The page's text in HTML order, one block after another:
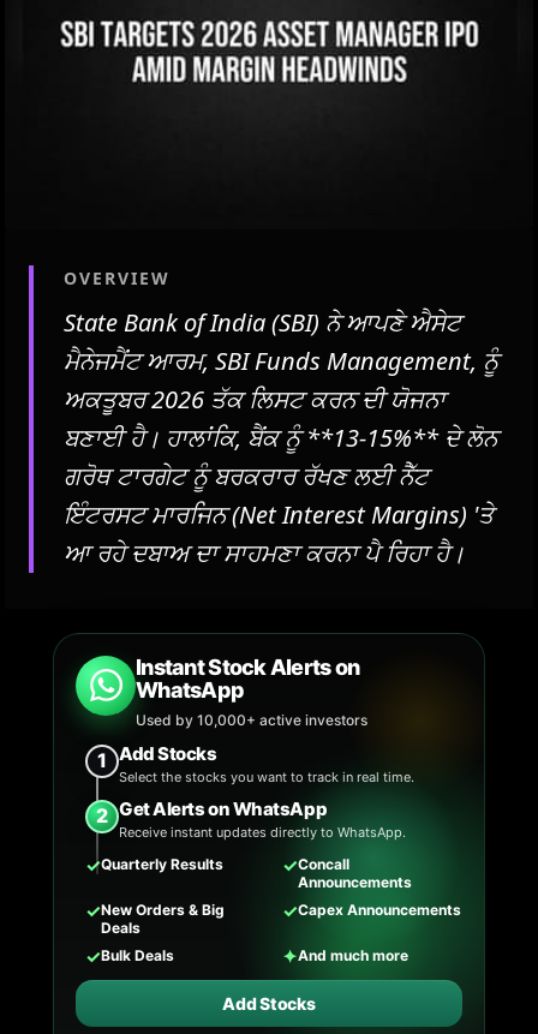
OVERVIEW
State Bank of India (SBI) ਨੇ ਆਪਣੇ ਐਸੇਟ
ਮੈਨੇਜਮੈਂਟ ਆਰਮ, SBI Funds Management, ਨੂੰ
ਅਕਤੂਬਰ 2026 ਤੱਕ ਲਿਸਟ ਕਰਨ ਦੀ ਯੋਜਨਾ
ਬਣਾਈ ਹੈ। ਹਾਲਾਂਕਿ, ਬੈਂਕ ਨੂੰ **13-15%** ਦੇ ਲੋਨ
ਗਰੋਥ ਟਾਰਗੇਟ ਨੂੰ ਬਰਕਰਾਰ ਰੱਖਣ ਲਈ ਨੈੱਟ
ਇੰਟਰਸਟ ਮਾਰਜਿਨ (Net Interest Margins) 'ਤੇ
ਆ ਰਹੇ ਦਬਾਅ ਦਾ ਸਾਹਮਣਾ ਕਰਨਾ ਪੈ ਰਿਹਾ ਹੈ।
Instant Stock Alerts on
WhatsApp
Used by 10,000+ active investors
1 Add Stocks
Select the stocks you want to track in real time.
2 Get Alerts on WhatsApp
Receive instant updates directly to WhatsApp.
✓Quarterly Results ✓Concall
Announcements
✓New Orders & Big
Deals
✓Capex Announcements
✓Bulk Deals ✦And much more
Add Stocks